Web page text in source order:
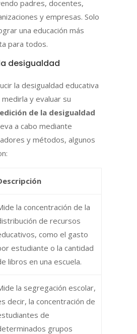
padres, docentes,
y empresas. Solo
una educación más
para todos.
desigualdad
la desigualdad educativa
y evaluar su
de la desigualdad
a cabo mediante
y métodos, algunos
la concentración de la
de recursos
como el gasto
estudiante o la cantidad
libros en una escuela.
la segregación escolar,
decir, la concentración de
de
grupos